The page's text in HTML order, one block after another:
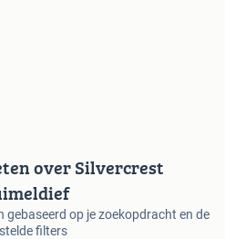
over Silvercrest
gebaseerd op je zoekopdracht en de
filters